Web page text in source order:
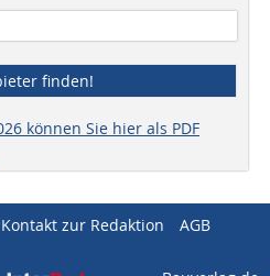
finden!
können Sie hier als PDF
Kontakt zur Redaktion
AGB